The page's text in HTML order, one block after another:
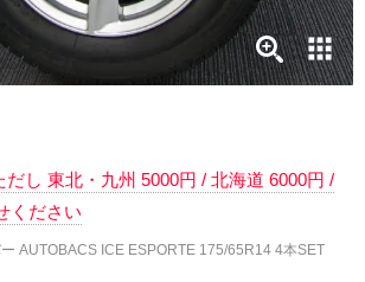
イヤホイール
ヤホイール
し 東北・九州 5000円 / 北海道 6000円 /
ください
AUTOBACS ICE ESPORTE 175/65R14 4本SET